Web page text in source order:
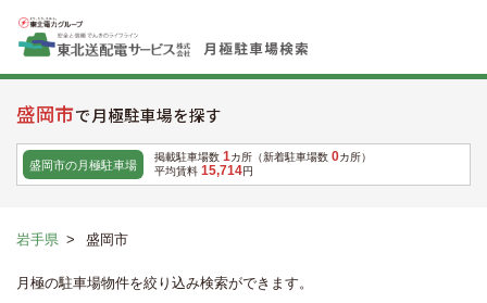
盛岡市で月極駐車場を探す
盛岡市の月極駐車場
掲載駐車場数 1カ所（新着駐車場数 0カ所）
平均賃料 15,714円
岩手県 > 盛岡市
月極の駐車場物件を絞り込み検索ができます。